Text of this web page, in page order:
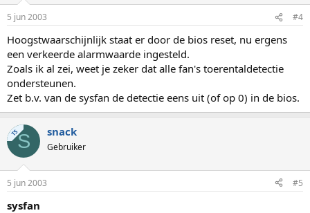
5 jun 2003 #4
Hoogstwaarschijnlijk staat er door de bios reset, nu ergens
een verkeerde alarmwaarde ingesteld.
Zoals ik al zei, weet je zeker dat alle fan's toerentaldetectie
ondersteunen.
Zet b.v. van de sysfan de detectie eens uit (of op 0) in de bios.
TSS snack
Gebruiker
5 jun 2003 #5
sysfan